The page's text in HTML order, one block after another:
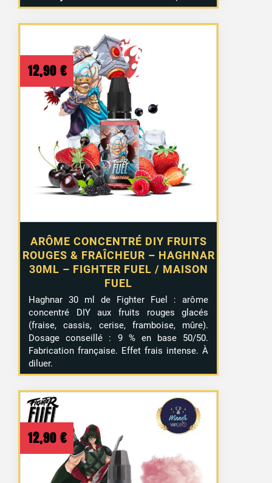
ARÔME CONCENTRÉ DIY FRUITS
ROUGES & FRAÎCHEUR – HAGHNAR
30ML – FIGHTER FUEL / MAISON
FUEL
12,90 €
Haghnar 30 ml de Fighter Fuel : arôme
concentré DIY aux fruits rouges glacés
(fraise, cassis, cerise, framboise, mûre).
Dosage conseillé : 9 % en base 50/50.
Fabrication française. Effet frais intense. À
diluer.
12,90 €